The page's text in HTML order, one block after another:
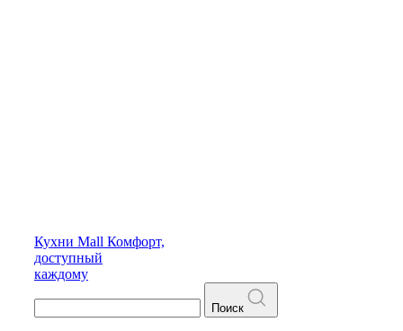
Кухни Mall Комфорт,
доступный
каждому
Поиск